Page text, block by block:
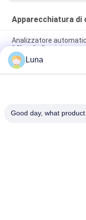
Apparecchiatura di
Analizzatore
il film, di alluminio
ASTM D642 ha
di schiacciamento
ISO3036 tipo
Luna
Good day, what